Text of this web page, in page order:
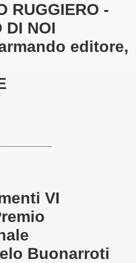
RUGGIERO -
DI NOI
editore,
VI
Buonarroti
13-10-2013)